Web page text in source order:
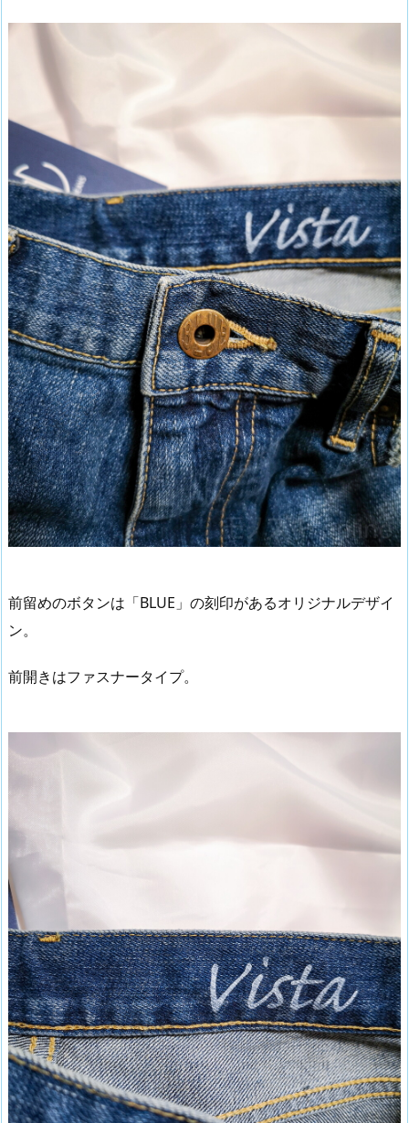
前留めのボタンは「BLUE」の刻印があるオリジナルデザイ
ン。
前開きはファスナータイプ。